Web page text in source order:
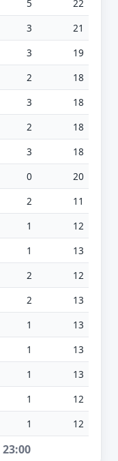
5
22
3
21
3
19
2
18
3
18
2
18
3
18
0
20
2
11
1
12
1
13
2
12
2
13
1
13
1
13
1
13
1
12
1 12
23:00